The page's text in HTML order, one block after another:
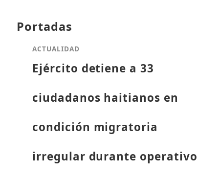
Portadas
ACTUALIDAD
Ejército detiene a 33
ciudadanos haitianos en
condición migratoria
irregular durante operativo